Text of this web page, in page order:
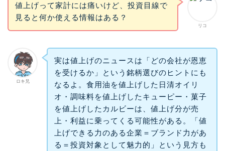
リコ
値上げって家計には痛いけど、投資目線で
見ると何か使える情報はある？
ロキ兄
実は値上げのニュースは「どの会社が恩恵
を受けるか」という銘柄選びのヒントにも
なるよ。食用油を値上げした日清オイリ
オ・調味料を値上げしたキューピー・菓子
を値上げしたカルビーは、値上げ分が売
上・利益に乗ってくる可能性がある。「値
上げできる力のある企業＝ブランド力があ
る＝投資対象として魅力的」という見方も